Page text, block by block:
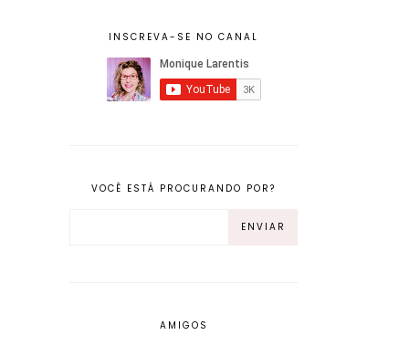
INSCREVA-SE NO CANAL
VOCÊ ESTÁ PROCURANDO POR?
AMIGOS